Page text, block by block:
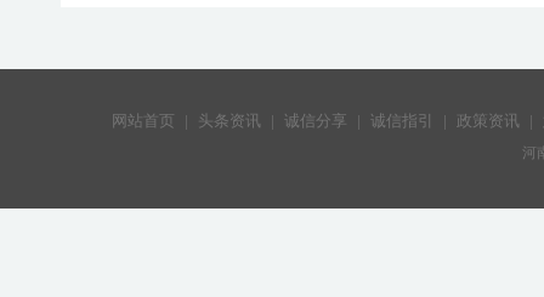
网站首页 | 头条资讯 | 诚信分享 | 诚信指引 | 政策资讯 |
河